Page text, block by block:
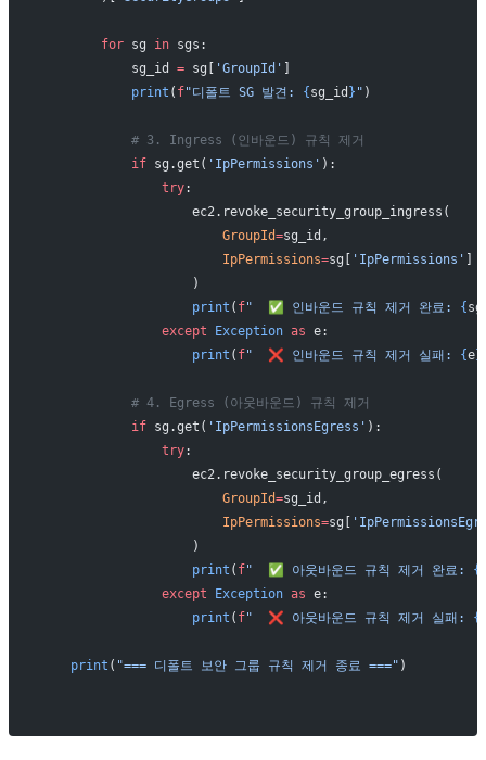
        for
sg in sgs:
            sg_id
= sg[ 'GroupId'
            print
( f"디폴트 SG 발견: { sg_id } " )
            # 3. Ingress (인바운드) 규칙 제거
            if
sg.get( 'IpPermissions' ):
                try
:
                    ec2.revoke_security_group_ingress(
                        GroupId
=sg_id,
                        IpPermissions
=sg[ 'IpPermissions'
                    )
                    print
( f"  ✅ 인바운드 규칙 제거 완료: {
                except
Exception as e:
                    print
( f"  ❌ 인바운드 규칙 제거 실패: {e}
            # 4. Egress (아웃바운드) 규칙 제거
            if
sg.get( 'IpPermissionsEgress' ):
                try
:
                    ec2.revoke_security_group_egress(
                        GroupId
=sg_id,
                        IpPermissions
=sg[
                    )
                    print
( f"  ✅ 아웃바운드 규칙 제거 완료: {
                except
Exception as e:
                    print
( f"  ❌ 아웃바운드 규칙 제거 실패: {
    print
( "=== 디폴트 보안 그룹 규칙 제거 종료 ===" )